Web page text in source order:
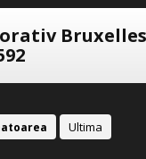
Ultima